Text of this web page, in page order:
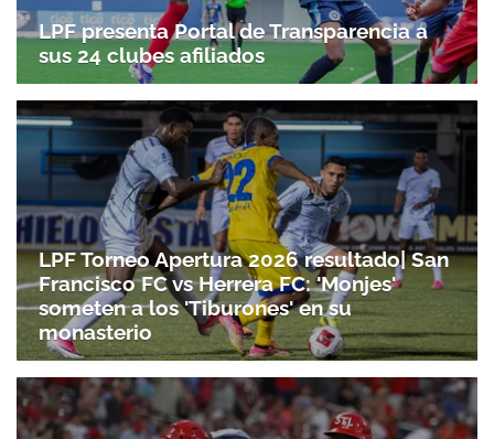
LPF presenta Portal de Transparencia a
sus 24 clubes afiliados
LPF Torneo Apertura 2026 resultado| San
Francisco FC vs Herrera FC: 'Monjes'
someten a los 'Tiburones' en su
monasterio